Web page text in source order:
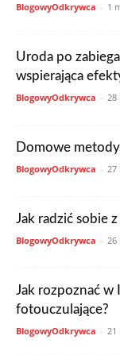
BlogowyOdkrywca - 1
Uroda po
wspierająca
BlogowyOdkrywca - 28
Domowe
BlogowyOdkrywca - 27
Jak radzić sobie
BlogowyOdkrywca - 26
Jak rozpoznać w
fotouczulające?
BlogowyOdkrywca - 21